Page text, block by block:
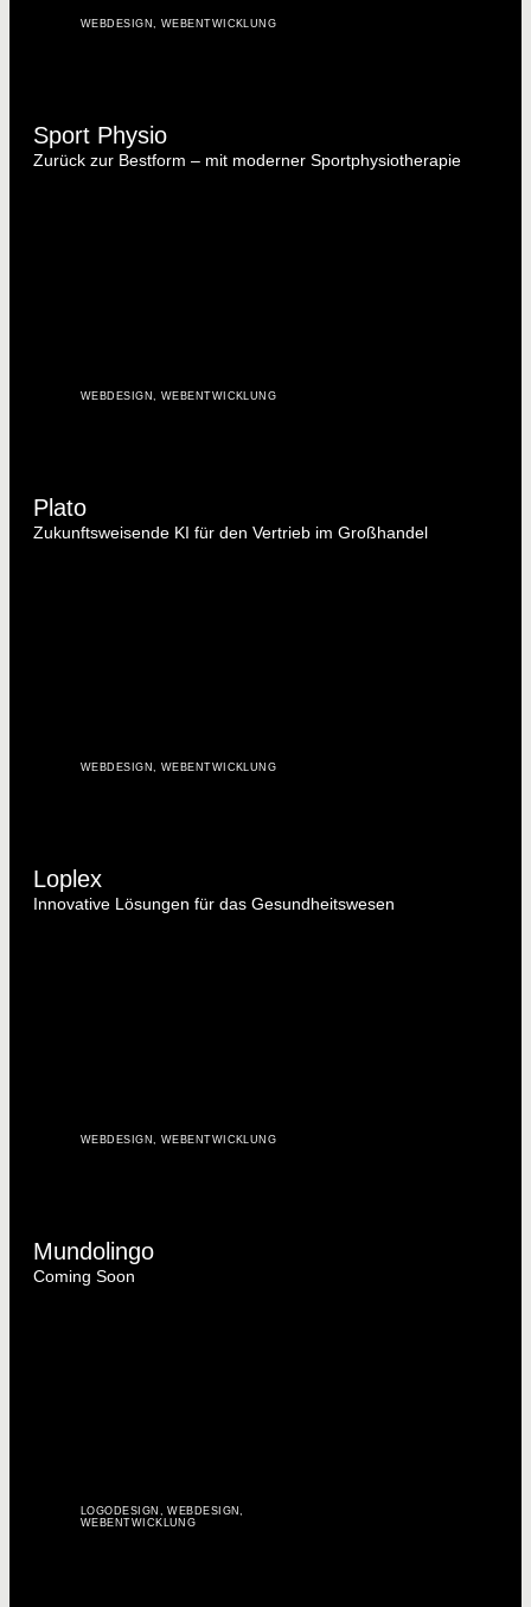
WEBDESIGN, WEBENTWICKLUNG
Sport Physio
Zurück zur Bestform – mit moderner Sportphysiotherapie
WEBDESIGN WEBENTWICKLUNG
Plato
Zukunftsweisende KI für den Vertrieb im Großhandel
WEBDESIGN, WEBENTWICKLUNG
Loplex
Innovative Lösungen für das Gesundheitswesen
WEBDESIGN WEBENTWICKLUNG
Mundolingo
Coming Soon
LOGODESIGN ,WEBDESIGN,
WEBENTWICKLUNG